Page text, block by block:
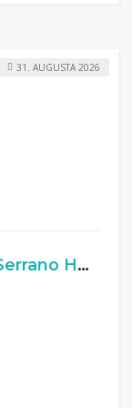
Akcia Pet-market.sk – Ibero Serrano Ham Bones
31. AUGUSTA 2026